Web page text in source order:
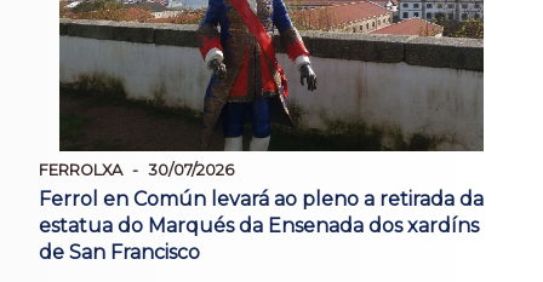
FERROLXA 30/07/2026
Ferrol en Común levará ao pleno a retirada da
estatua do Marqués da Ensenada dos xardíns
de San Francisco